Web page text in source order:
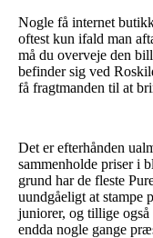
Nogle få internet
oftest kun ifald man
må du overveje den
befinder sig ved
få fragtmanden til at
Det er efterhånden
sammenholde priser i
grund har de fleste
uundgåeligt at stampe
juniorer, og tillige
endda nogle gange